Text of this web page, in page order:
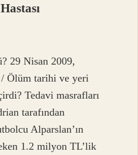
29 Nisan 2009,
/ Ölüm tarihi ve yeri
Tedavi masrafları
tarafından
Alparslan’ın
1.2 milyon TL’lik